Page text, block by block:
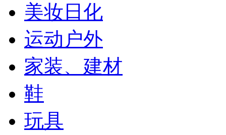
美妆日化
运动户外
家装、建材
鞋
玩具